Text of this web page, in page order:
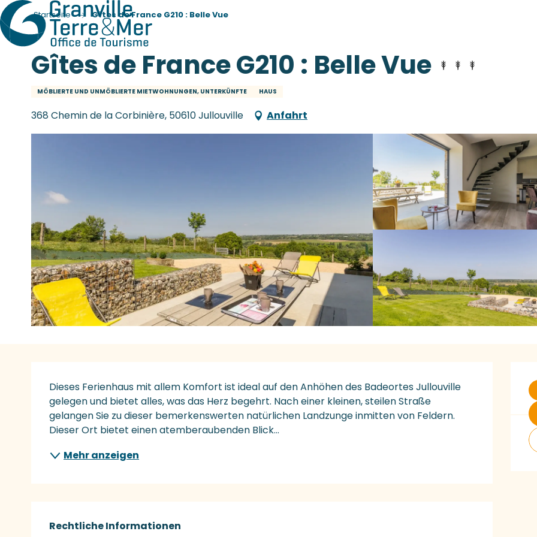
Startseite Gîtes de France G210 : Belle Vue
Gîtes de France G210 : Belle Vue
MÖBLIERTE UND UNMÖBLIERTE MIETWOHNUNGEN, UNTERKÜNFTE HAUS
368 Chemin de la Corbinière, 50610 Jullouville Anfahrt
Beschreibung
Dieses Ferienhaus mit allem Komfort ist ideal auf den Anhöhen des Badeortes Jullouville
gelegen und bietet alles, was das Herz begehrt. Nach einer kleinen, steilen Straße
gelangen Sie zu dieser bemerkenswerten natürlichen Landzunge inmitten von Feldern.
Dieser Ort bietet einen atemberaubenden Blick...
Mehr anzeigen
Rechtliche Informationen
Rechtliche Informationen